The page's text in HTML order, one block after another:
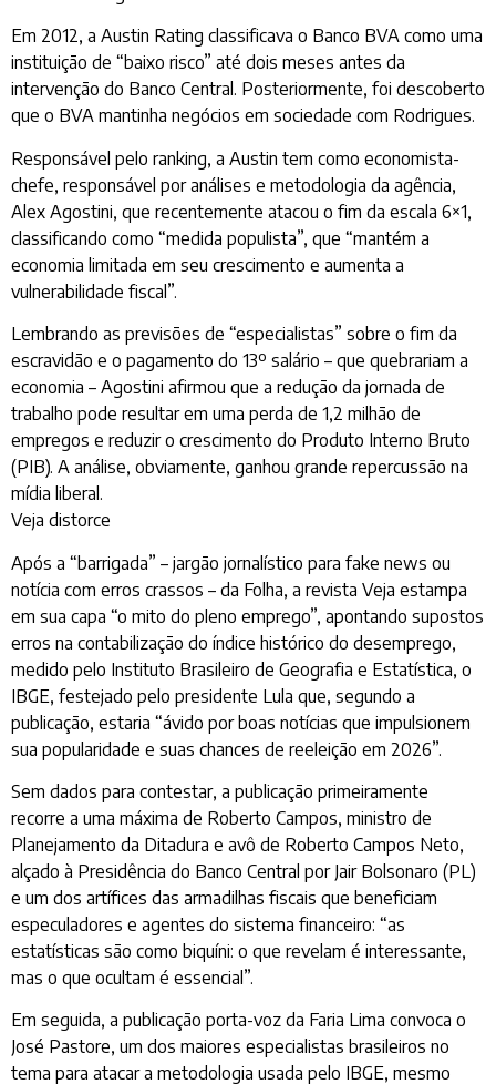
Em 2012, a Austin Rating classificava o Banco BVA como uma
instituição de “baixo risco” até dois meses antes da
intervenção do Banco Central. Posteriormente, foi descoberto
que o BVA mantinha negócios em sociedade com Rodrigues.
Responsável pelo ranking, a Austin tem como economista-
chefe, responsável por análises e metodologia da agência,
Alex Agostini, que recentemente atacou o fim da escala 6×1,
classificando como “medida populista”, que “mantém a
economia limitada em seu crescimento e aumenta a
vulnerabilidade fiscal”.
Lembrando as previsões de “especialistas” sobre o fim da
escravidão e o pagamento do 13º salário – que quebrariam a
economia – Agostini afirmou que a redução da jornada de
trabalho pode resultar em uma perda de 1,2 milhão de
empregos e reduzir o crescimento do Produto Interno Bruto
(PIB). A análise, obviamente, ganhou grande repercussão na
mídia liberal.
Veja distorce
Após a “barrigada” – jargão jornalístico para fake news ou
notícia com erros crassos – da Folha, a revista Veja estampa
em sua capa “o mito do pleno emprego”, apontando supostos
erros na contabilização do índice histórico do desemprego,
medido pelo Instituto Brasileiro de Geografia e Estatística, o
IBGE, festejado pelo presidente Lula que, segundo a
publicação, estaria “ávido por boas notícias que impulsionem
sua popularidade e suas chances de reeleição em 2026”.
Sem dados para contestar, a publicação primeiramente
recorre a uma máxima de Roberto Campos, ministro de
Planejamento da Ditadura e avô de Roberto Campos Neto,
alçado à Presidência do Banco Central por Jair Bolsonaro (PL)
e um dos artífices das armadilhas fiscais que beneficiam
especuladores e agentes do sistema financeiro: “as
estatísticas são como biquíni: o que revelam é interessante,
mas o que ocultam é essencial”.
Em seguida, a publicação porta-voz da Faria Lima convoca o
José Pastore, um dos maiores especialistas brasileiros no
tema para atacar a metodologia usada pelo IBGE, mesmo